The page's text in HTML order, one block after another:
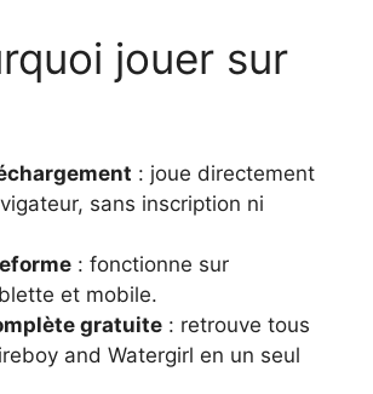
jouer sur
: joue directement
sans inscription ni
: fonctionne sur
et mobile.
gratuite : retrouve tous
and Watergirl en un seul